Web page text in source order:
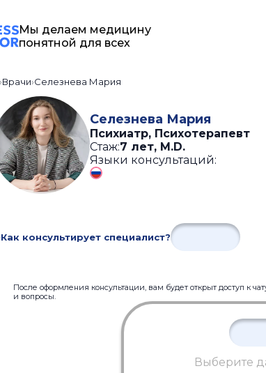
Мы делаем медицину
понятной для всех
Врачи Селезнева Мария
Селезнева Мария
Психиатр, Психотерапевт
Стаж:7 лет, M.D.
Языки консультаций:
Как консультирует специалист?
После оформления консультации, вам будет открыт доступ к
и вопросы.
Выберите